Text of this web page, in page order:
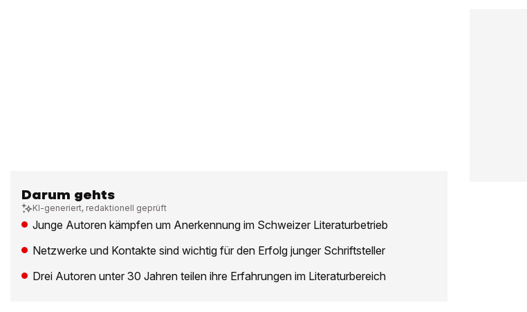
Darum gehts
KI-generiert, redaktionell geprüft
Junge Autoren kämpfen um Anerkennung im Schweizer Literaturbetrieb
Netzwerke und Kontakte sind wichtig für den Erfolg junger Schriftsteller
Drei Autoren unter 30 Jahren teilen ihre Erfahrungen im Literaturbereich